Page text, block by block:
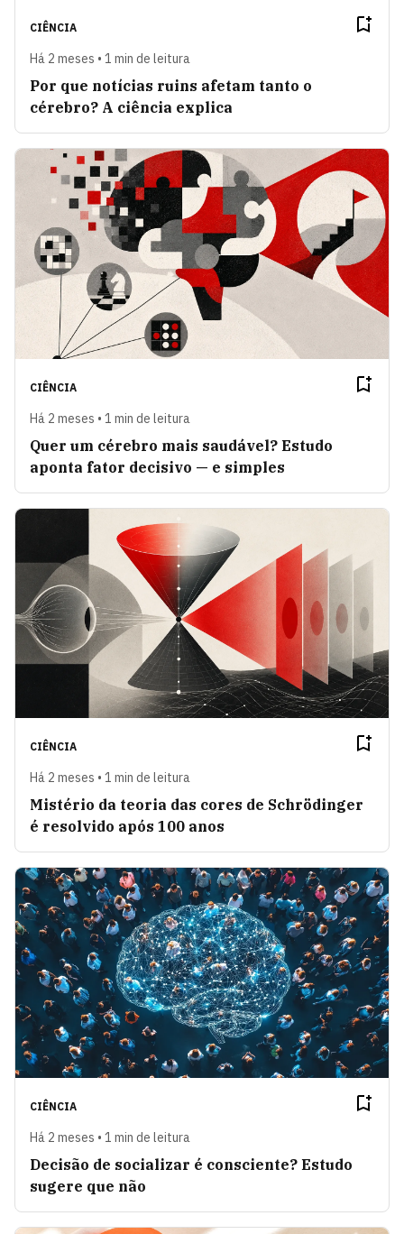
CIÊNCIA
Há 2 meses • 1 min de leitura
Por que notícias ruins afetam tanto o
cérebro? A ciência explica
CIÊNCIA
Há 2 meses • 1 min de leitura
Quer um cérebro mais saudável? Estudo
aponta fator decisivo — e simples
CIÊNCIA
Há 2 meses • 1 min de leitura
Mistério da teoria das cores de Schrödinger
é resolvido após 100 anos
CIÊNCIA
Há 2 meses • 1 min de leitura
Decisão de socializar é consciente? Estudo
sugere que não